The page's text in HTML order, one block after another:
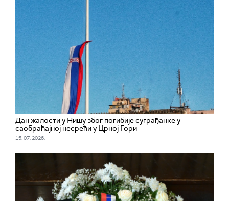
Дан жалости у Нишу због погибије суграђанке у
саобраћајној несрећи у Црној Гори
15. 07. 2026.